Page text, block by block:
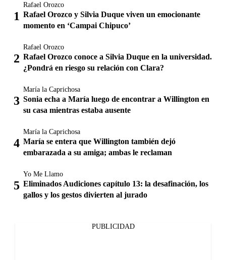
Rafael Orozco
Rafael Orozco y Silvia Duque viven un emocionante
momento en ‘Campai Chipuco’
Rafael Orozco
Rafael Orozco conoce a Silvia Duque en la universidad.
¿Pondrá en riesgo su relación con Clara?
María la Caprichosa
Sonia echa a María luego de encontrar a Willington en
su casa mientras estaba ausente
María la Caprichosa
María se entera que Willington también dejó
embarazada a su amiga; ambas le reclaman
Yo Me Llamo
Eliminados Audiciones capítulo 13: la desafinación, los
gallos y los gestos divierten al jurado
PUBLICIDAD